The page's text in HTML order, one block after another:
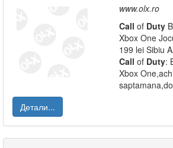
www.olx.ro
Call of Duty
Xbox One
199 lei Sibiu
Call of Duty:
Xbox
Детали...